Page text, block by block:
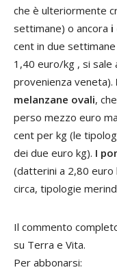
che è ulteriormente
settimane) o ancora i
cent in due
1,40 euro/kg , si
provenienza veneta).
melanzane ovali,
perso mezzo euro
cent per kg (le
dei due euro kg). I
(datterini a 2,80 euro
circa, tipologie
Il commento
su Terra e Vita.
Per abbonarsi: